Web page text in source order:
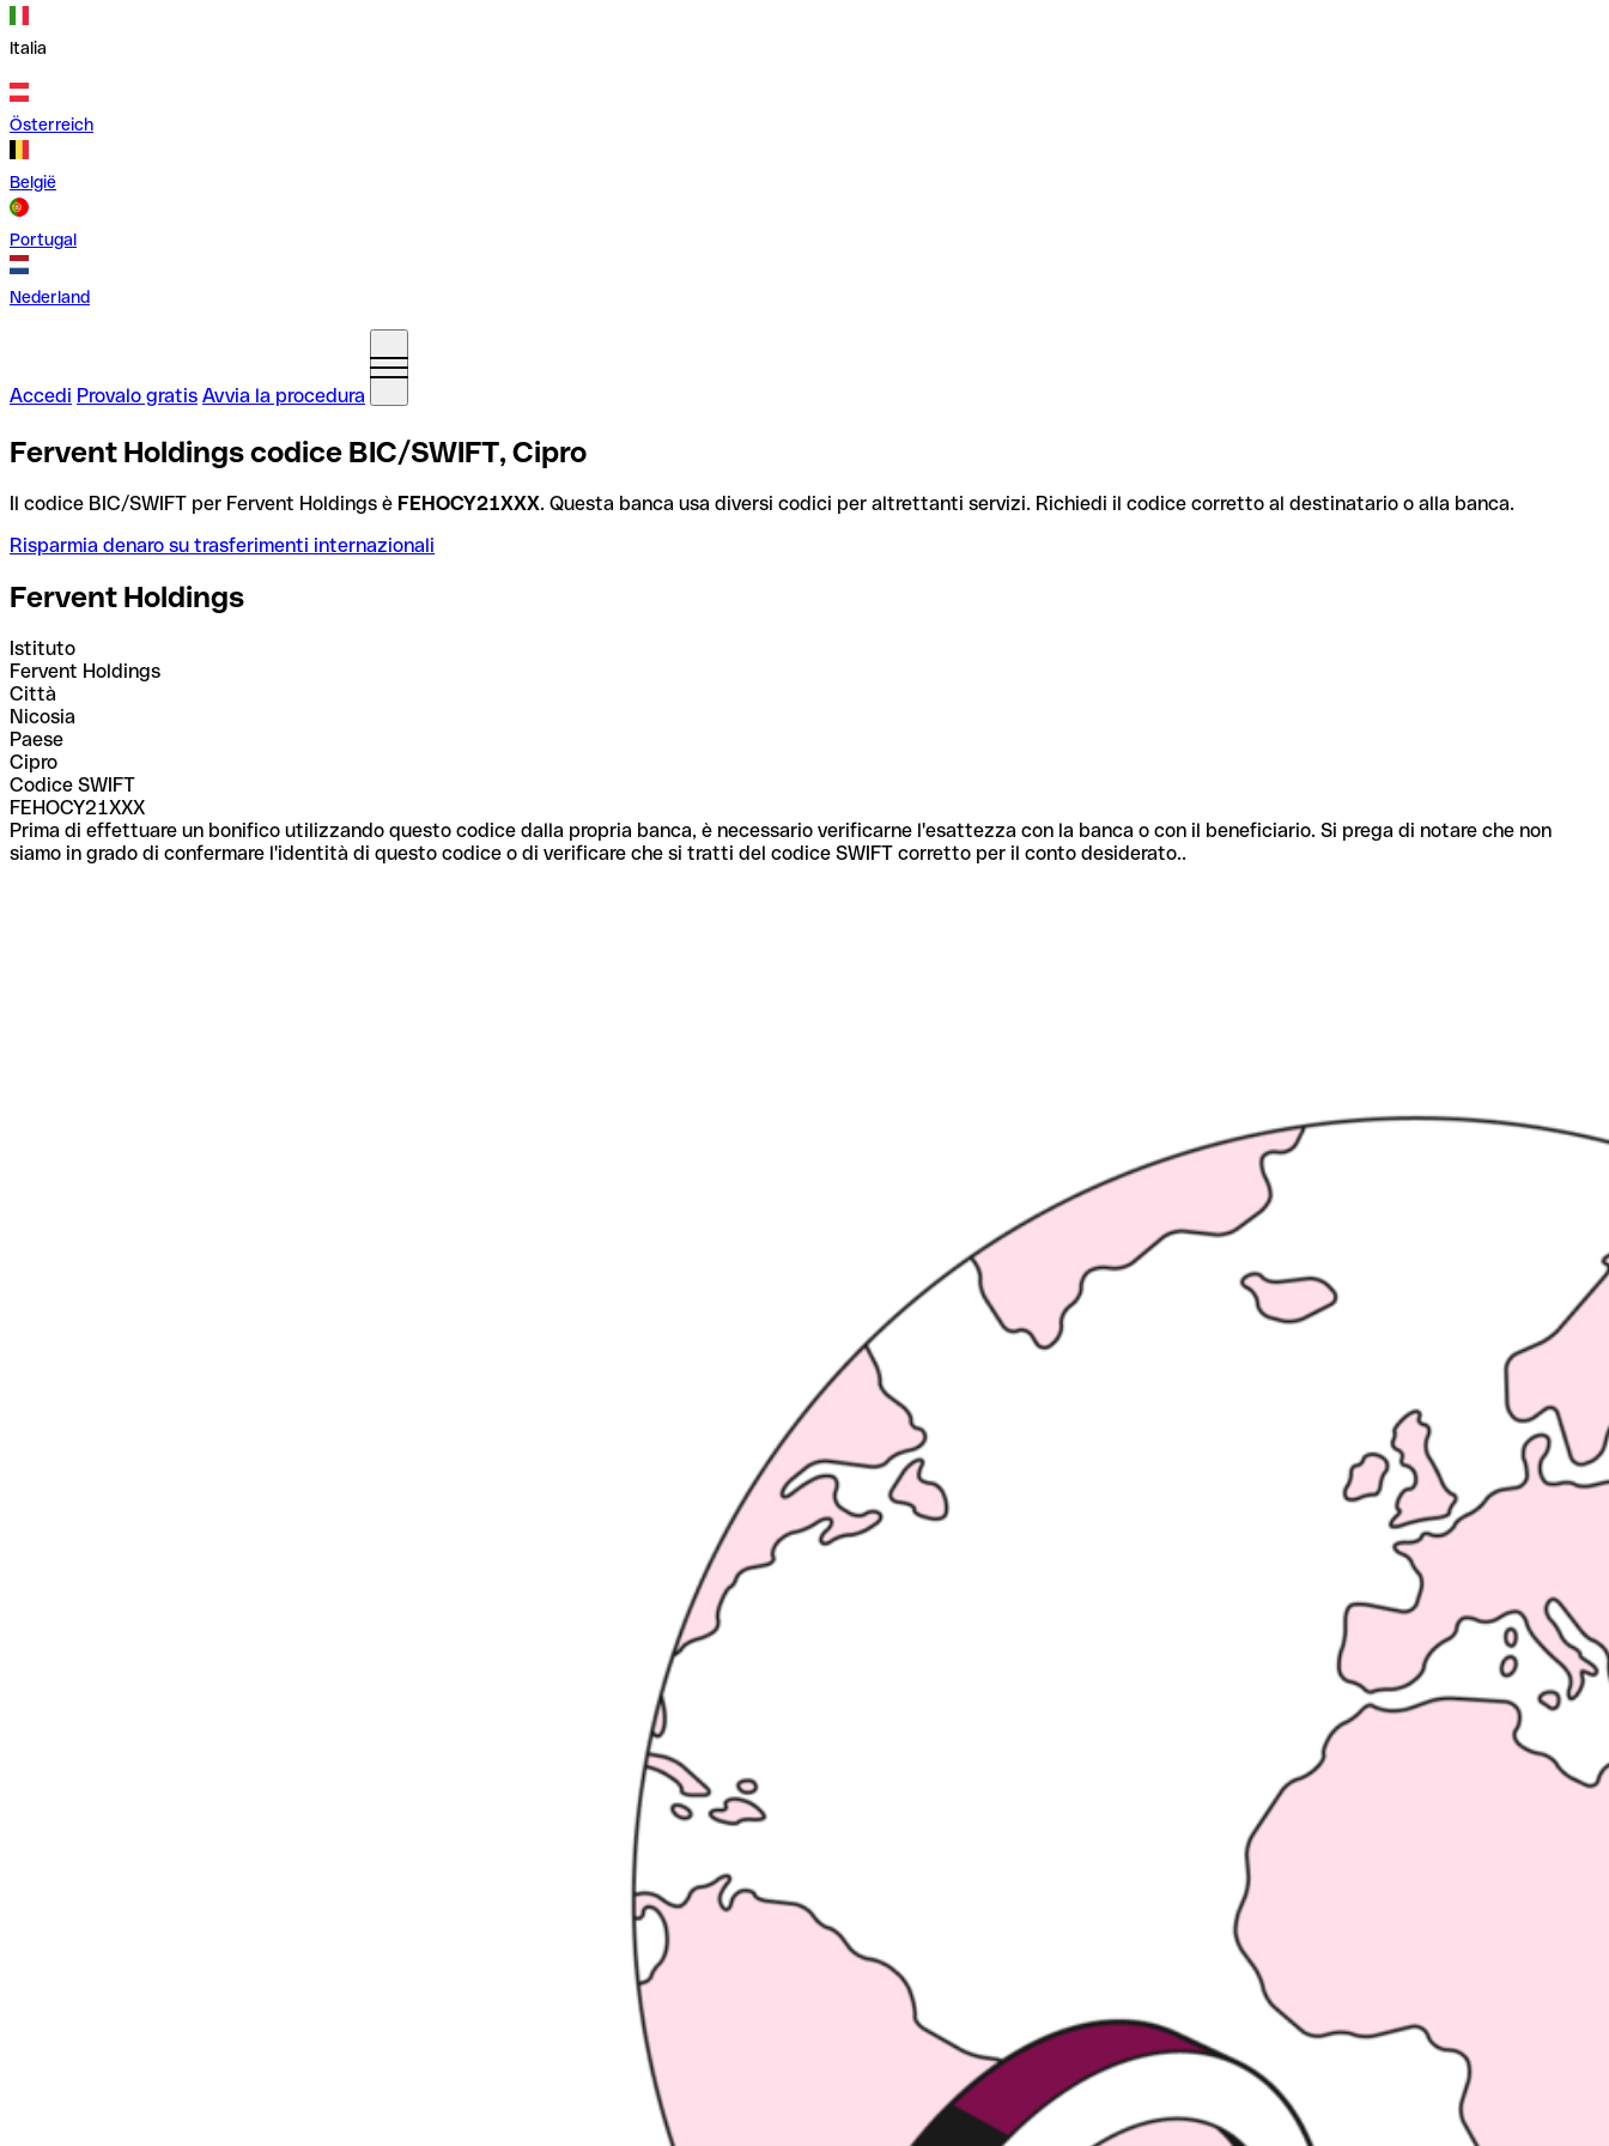
Italia
Österreich
België
Portugal
Nederland
Accedi Provalo gratis Avvia la procedura
Fervent Holdings codice BIC/SWIFT, Cipro
Il codice BIC/SWIFT per Fervent Holdings è FEHOCY21XXX. Questa banca usa diversi codici per altrettanti servizi. Richiedi il codice corretto al destinatario o alla banca.
Risparmia denaro su trasferimenti internazionali
Fervent Holdings
Istituto
Fervent Holdings
Città
Nicosia
Paese
Cipro
Codice SWIFT
FEHOCY21XXX
Prima di effettuare un bonifico utilizzando questo codice dalla propria banca, è necessario verificarne l'esattezza con la banca o con il beneficiario. Si prega di notare che non
siamo in grado di confermare l'identità di questo codice o di verificare che si tratti del codice SWIFT corretto per il conto desiderato..